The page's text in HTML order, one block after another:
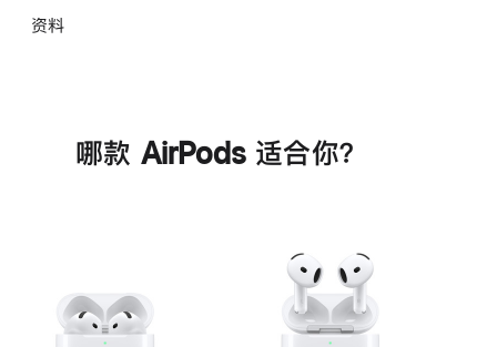
资料
哪款 AirPods 适合你？